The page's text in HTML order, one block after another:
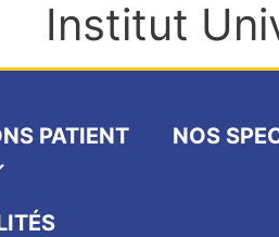
Institut
PATIENT NOS